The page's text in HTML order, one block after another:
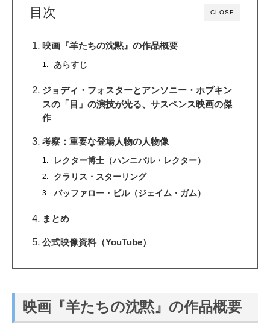
CLOSE
目次
映画『羊たちの沈黙』の作品概要
あらすじ
ジョディ・フォスターとアンソニー・ホプキン
スの「目」の演技が光る、サスペンス映画の傑
作
考察：重要な登場人物の人物像
レクター博士（ハンニバル・レクター）
クラリス・スターリング
バッファロー・ビル（ジェイム・ガム）
まとめ
公式映像資料（YouTube）
映画『羊たちの沈黙』の作品概要